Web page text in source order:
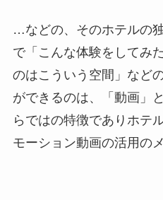
…などの、そのホテルの
で「こんな体験をしてみ
のはこういう空間」など
ができるのは、「動画」
らではの特徴でありホテ
モーション動画の活用の